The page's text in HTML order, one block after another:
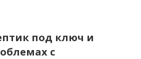
под ключ и
с